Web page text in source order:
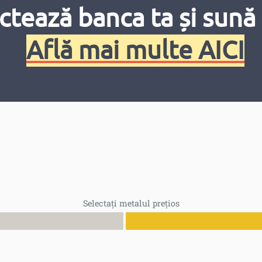
banca ta și
Află mai multe AICI
Selectați metalul prețios